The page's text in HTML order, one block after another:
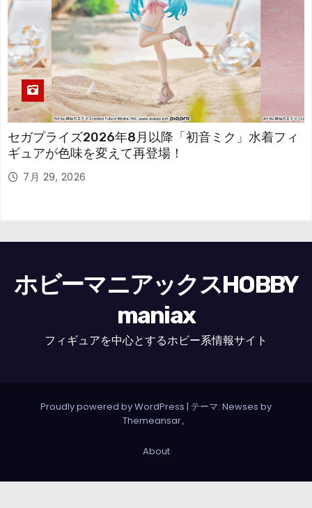
セガプライズ2026年8月以降「初音ミク」水着フィ
ギュアが色味を変えて再登場！
7月 29, 2026
ホビーマニアックスHOBBY
maniax
フィギュアを中心とするホビー系情報サイト
Proudly powered by WordPress | テーマ: Newses by
Themeansar。
About